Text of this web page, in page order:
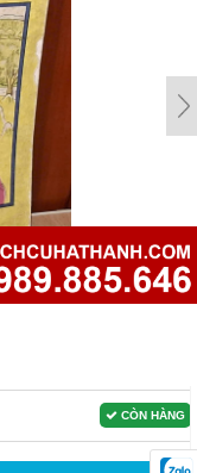
CÒN HÀNG